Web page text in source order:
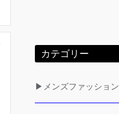
カテゴリー
▶メンズファッション